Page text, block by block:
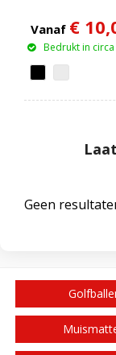
Vanaf €
Bedrukt in
Geen